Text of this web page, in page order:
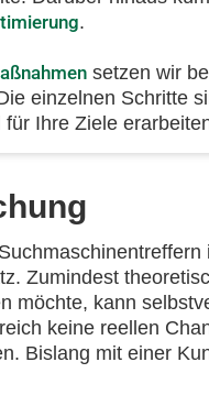
.
setzen wir
einzelnen Schritte
Ihre Ziele
Zumindest
möchte, kann
keine reellen
Bislang mit einer